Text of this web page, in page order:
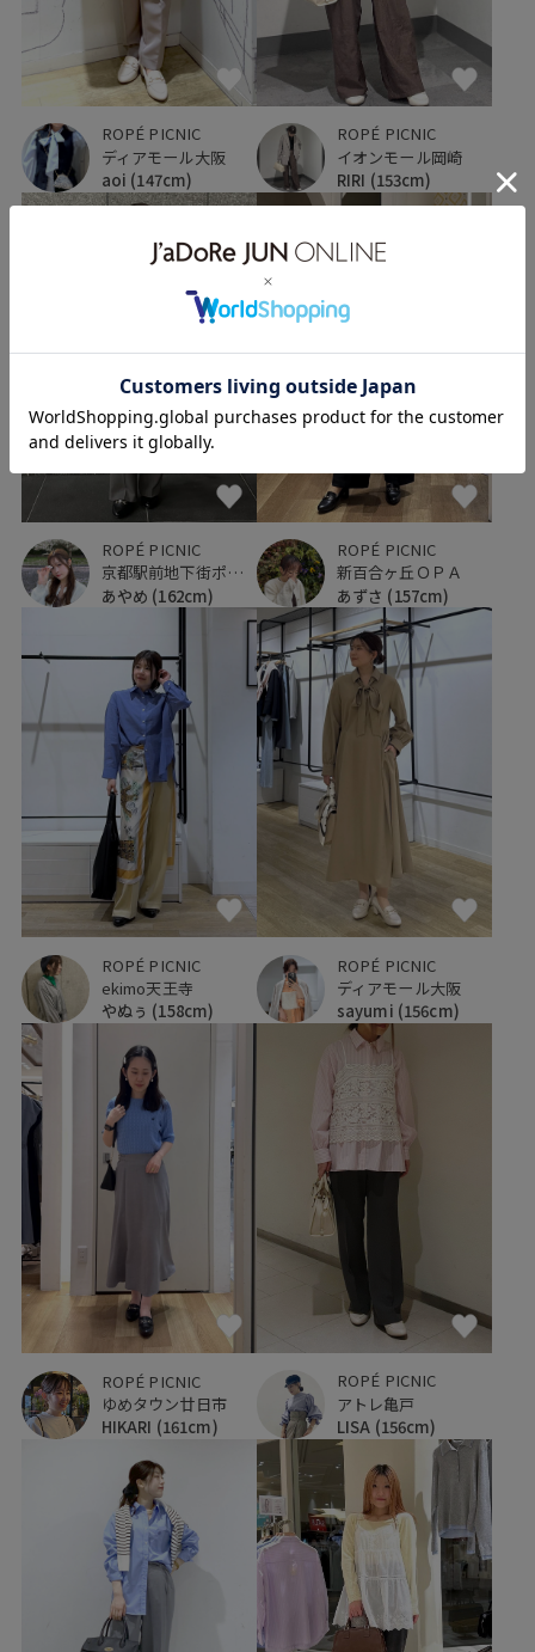
ROPÉ PICNIC
ディアモール大阪
aoi (147cm)
ROPÉ PICNIC
イオンモール岡崎
RIRI (153cm)
ROPÉ PICNIC
京都駅前地下街ポルタ
あやめ (162cm)
ROPÉ PICNIC
新百合ヶ丘ＯＰＡ
あずさ (157cm)
ROPÉ PICNIC
ekimo天王寺
やぬぅ (158cm)
ROPÉ PICNIC
ディアモール大阪
sayumi (156cm)
ROPÉ PICNIC
ゆめタウン廿日市
HIKARI (161cm)
ROPÉ PICNIC
アトレ亀戸
LISA (156cm)